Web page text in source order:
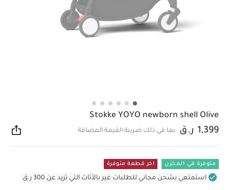
Stokke YOYO newborn shell Olive
1,399 ر.ق بما في ذلك ضريبة القيمة المضافة
متوفرة في المخزن اخر قطعة متوفرة
استمتعي بشحن مجاني للطلبات غير بالأثاث التي تزيد عن 300 ر.ق